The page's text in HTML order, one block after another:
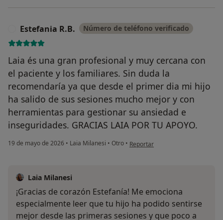
Estefania R.B. Número de teléfono verificado
Laia és una gran profesional y muy cercana con
el paciente y los familiares. Sin duda la
recomendaría ya que desde el primer dia mi hijo
ha salido de sus sesiones mucho mejor y con
herramientas para gestionar su ansiedad e
inseguridades. GRACIAS LAIA POR TU APOYO.
19 de mayo de 2026 • Laia Milanesi • Otro • en opinión del usuario Estefania
Reportar
Laia Milanesi
¡Gracias de corazón Estefanía! Me emociona
especialmente leer que tu hijo ha podido sentirse
mejor desde las primeras sesiones y que poco a